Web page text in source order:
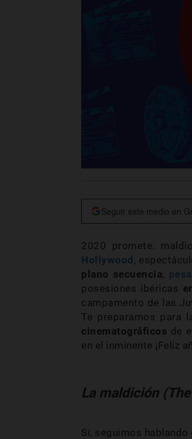
Seguir este medio en
2020 promete:
Hollywood ,
plano secuencia,
posesiones ibéricas
campamento de las
Te preparamos para
cinematográficos de
en el inminente ¡Feliz
La maldición
Sí, seguimos